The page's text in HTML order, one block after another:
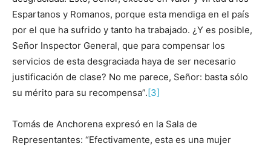
Espartanos y Romanos, porque esta mendiga en el país
por el que ha sufrido y tanto ha trabajado. ¿Y es posible,
Señor Inspector General, que para compensar los
servicios de esta desgraciada haya de ser necesario
justificación de clase? No me parece, Señor: basta sólo
su mérito para su recompensa”. [3]
Tomás de Anchorena expresó en la Sala de
Representantes: “Efectivamente, esta es una mujer